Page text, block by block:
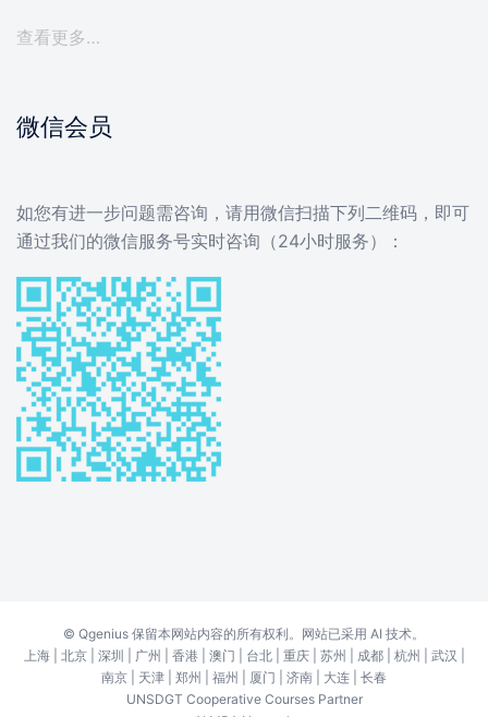
查看更多…
微信会员
如您有进一步问题需咨询，请用微信扫描下列二维码，即可
通过我们的微信服务号实时咨询（24小时服务）：
© Qgenius 保留本网站内容的所有权利。网站已采用 AI 技术。
上海| 北京| 深圳 广州 香港| 澳门 台北| 重庆| 苏州 成都| 杭州 武汉
南京
天津 郑州 福州 厦门 济南 大连
长春
UNSDGT Cooperative Courses Partner